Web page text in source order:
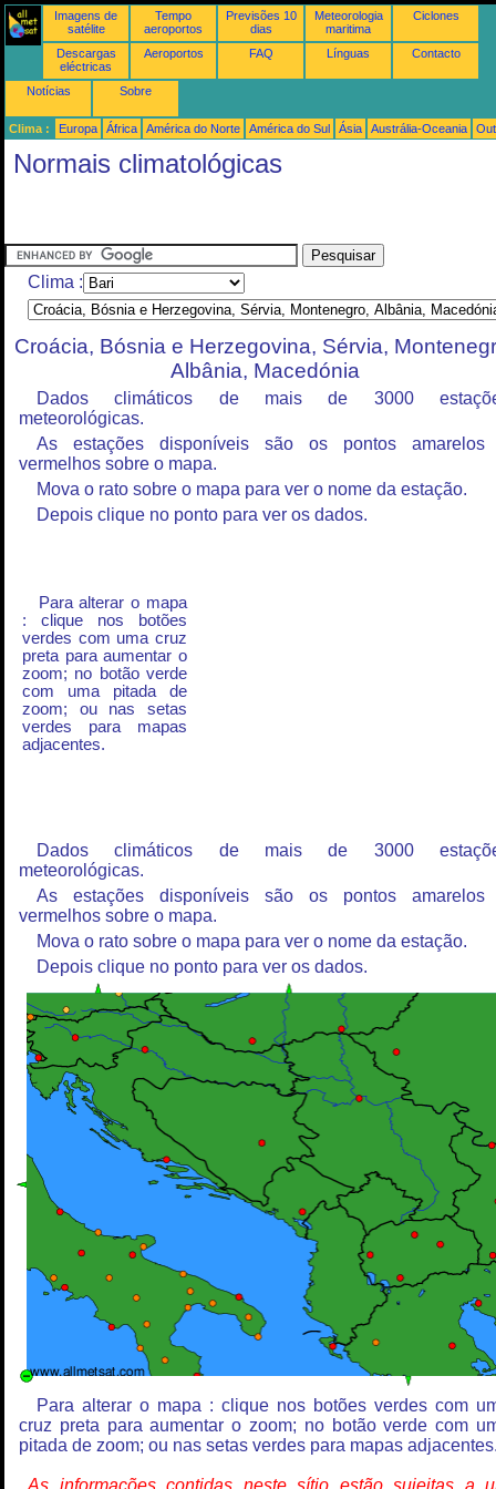
Imagens de
satélite
Tempo
aeroportos
Previsões 10
dias
Meteorologia
maritima
Ciclones
Descargas
eléctricas
Aeroportos FAQ Línguas Contacto
Notícias Sobre
Clima : Europa África América do Norte América do Sul Ásia Austrália-Oceania
Normais climatológicas
Clima :
Croácia, Bósnia e Herzegovina, Sérvia,
Albânia, Macedónia
Dados climáticos de mais de 3000
meteorológicas.
As estações disponíveis são os pontos amarelos
vermelhos sobre o mapa.
Mova o rato sobre o mapa para ver o nome da estação.
Depois clique no ponto para ver os dados.
Para alterar o mapa
: clique nos botões
verdes com uma cruz
preta para aumentar o
zoom; no botão verde
com uma pitada de
zoom; ou nas setas
verdes para mapas
adjacentes.
Dados climáticos de mais de 3000
meteorológicas.
As estações disponíveis são os pontos amarelos
vermelhos sobre o mapa.
Mova o rato sobre o mapa para ver o nome da estação.
Depois clique no ponto para ver os dados.
Para alterar o mapa : clique nos botões verdes com
cruz preta para aumentar o zoom; no botão verde com
pitada de zoom; ou nas setas verdes para mapas
As informações contidas neste sítio estão sujeitas a